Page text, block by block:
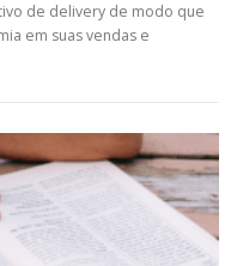
de delivery de modo que
em suas vendas e